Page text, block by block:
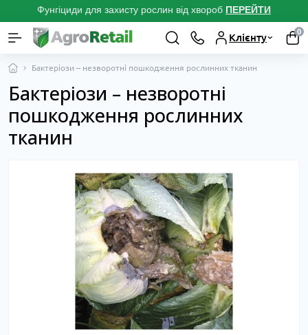
Фунгіциди для захисту рослин від хвороб ПЕРЕЙТИ
Клієнту
0
Бактеріози – незворотні пошкодження рослинних тканин
Бактеріози – незворотні
пошкодження рослинних
тканин